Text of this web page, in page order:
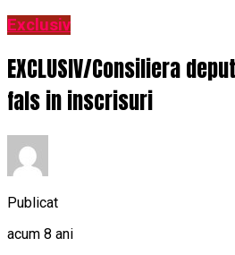
Exclusiv
EXCLUSIV/Consiliera
fals in inscrisuri
Publicat
acum 8 ani